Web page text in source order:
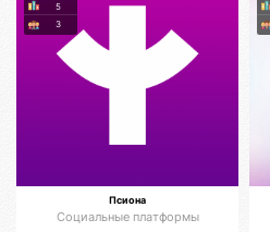
3
5
Псиона
Социальные платформы